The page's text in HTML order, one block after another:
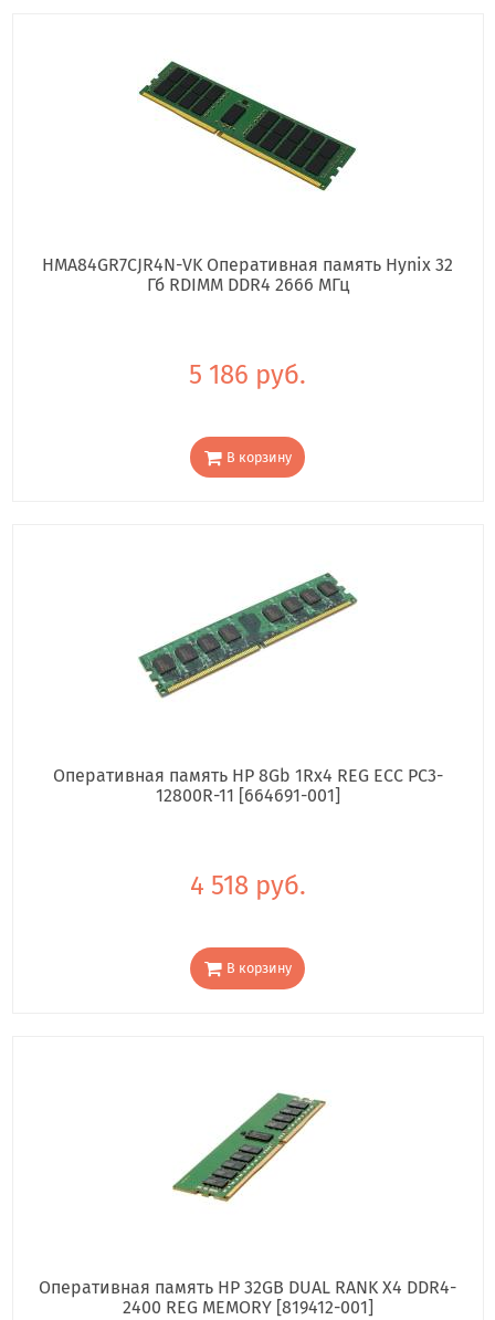
HMA84GR7CJR4N-VK Оперативная память Hynix 32
Гб RDIMM DDR4 2666 МГц
5 186 руб.
В корзину
Оперативная память HP 8Gb 1Rx4 REG ECC PC3-
12800R-11 [664691-001]
4 518 руб.
В корзину
Оперативная память HP 32GB DUAL RANK X4 DDR4-
2400 REG MEMORY [819412-001]